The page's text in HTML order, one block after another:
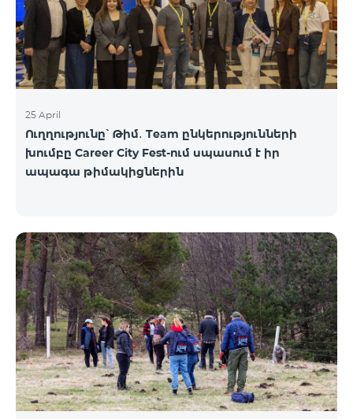
25 April
Ուղղությունը՝ Թիմ․ Team ընկերությունների
խումբը Career City Fest-ում սպասում է իր
ապագա թիմակիցներին